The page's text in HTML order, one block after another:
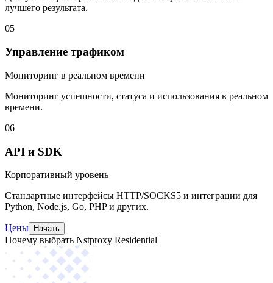
лучшего результата.
05
Управление трафиком
Мониторинг в реальном времени
Мониторинг успешности, статуса и использования в реальном
времени.
06
API и SDK
Корпоративный уровень
Стандартные интерфейсы HTTP/SOCKS5 и интеграции для
Python, Node.js, Go, PHP и других.
Цены Начать
Почему выбрать Nstproxy Residential